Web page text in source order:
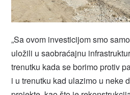
„Sa ovom investicijom smo
uložili u saobraćajnu
trenutku kada se borimo protiv
i u trenutku kad ulazimo u neke